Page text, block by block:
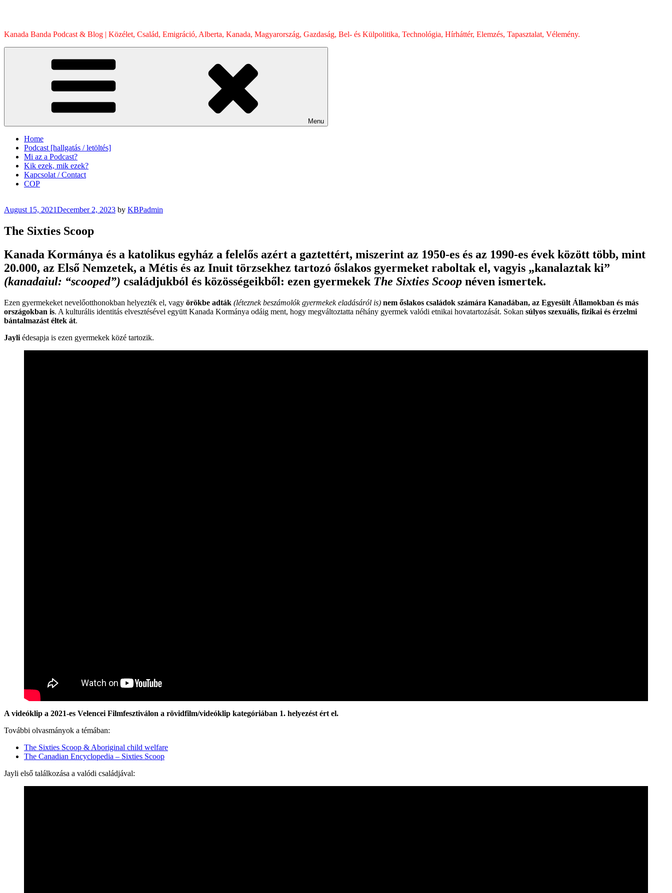
Kanada Banda Podcast & Blog | Közélet, Család, Emigráció, Alberta, Kanada, Magyarország, Gazdaság, Bel- és Külpolitika, Technológia, Hírháttér, Elemzés, Tapasztalat, Vélemény.
Menu
Home
Podcast [hallgatás / letöltés]
Mi az a Podcast?
Kik ezek, mik ezek?
Kapcsolat / Contact
COP
Posted
August 15, 2021December 2, 2023 by KBPadmin
The Sixties Scoop
Kanada Kormánya és a katolikus egyház a felelős azért a gaztettért, miszerint az 1950-es és az 1990-es évek között több, mint
20.000, az Első Nemzetek, a Métis és az Inuit törzsekhez tartozó őslakos gyermeket raboltak el, vagyis „kanalaztak ki”
(kanadaiul: “scooped”) családjukból és közösségeikből: ezen gyermekek The Sixties Scoop néven ismertek.
Ezen gyermekeket nevelőotthonokban helyezték el, vagy örökbe adták (léteznek beszámolók gyermekek eladásáról is) nem őslakos családok számára Kanadában, az Egyesült Államokban és más
országokban is. A kulturális identitás elvesztésével együtt Kanada Kormánya odáig ment, hogy megváltoztatta néhány gyermek valódi etnikai hovatartozását. Sokan súlyos szexuális, fizikai és érzelmi
bántalmazást éltek át.
Jayli édesapja is ezen gyermekek közé tartozik.
A videóklip a 2021-es Velencei Filmfesztiválon a rövidfilm/videóklip kategóriában 1. helyezést ért el.
További olvasmányok a témában:
The Sixties Scoop & Aboriginal child welfare
The Canadian Encyclopedia – Sixties Scoop
Jayli első találkozása a valódi családjával: